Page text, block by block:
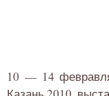
10 — 14